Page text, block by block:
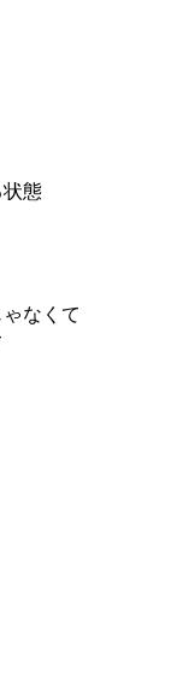
態
なくて